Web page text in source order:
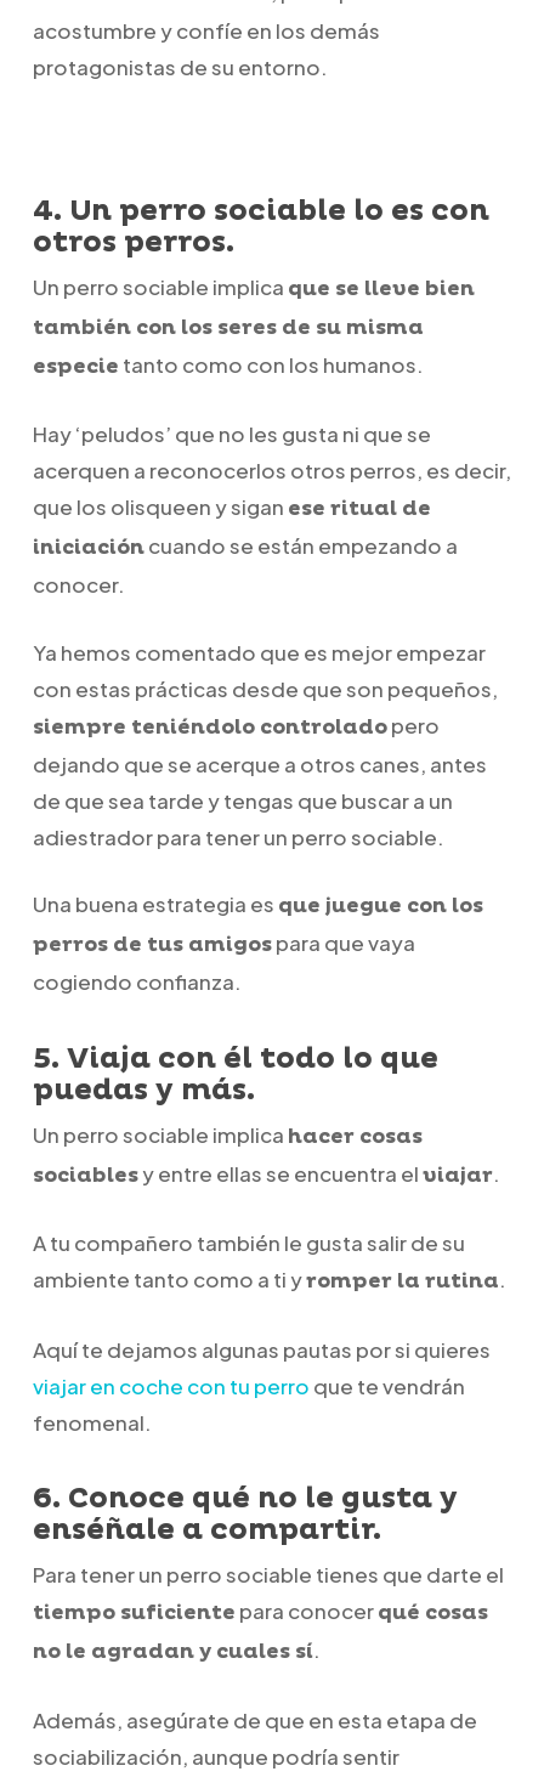
acostumbre y confíe en los demás
protagonistas de su entorno.
4. Un perro sociable lo es con
otros perros.
Un perro sociable implica que se lleve bien
también con los seres de su misma
especie tanto como con los humanos.
Hay ‘peludos’ que no les gusta ni que se
acerquen a reconocerlos otros perros, es decir,
que los olisqueen y sigan ese ritual de
iniciacióncuando se están empezando a
conocer.
Ya hemos comentado que es mejor empezar
con estas prácticas desde que son pequeños,
siempre teniéndolo controladopero
dejando que se acerque a otros canes, antes
de que sea tarde y tengas que buscar a un
adiestrador para tener un perro sociable.
Una buena estrategia es que juegue con los
perros de tus amigospara que vaya
cogiendo confianza.
5. Viaja con él todo lo que
puedas y más.
Un perro sociable implica hacer cosas
sociablesy entre ellas se encuentra elviajar.
A tu compañero también le gusta salir de su
ambiente tanto como a ti yromper la rutina.
Aquí te dejamos algunas pautas por si quieres
viajar en coche con tu perro que te vendrán
fenomenal.
6. Conoce qué no le gusta y
enséñale a compartir.
Para tener un perro sociable tienes que darte el
tiempo suficiente para conocerqué cosas
no le agradan y cuales sí.
Además, asegúrate de que en esta etapa de
sociabilización, aunque podría sentir